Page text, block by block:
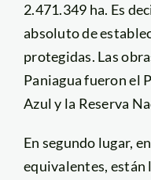
2.471.349 ha. Es
absoluto de
protegidas. Las
Paniagua fueron el
Azul y la Reserva
En segundo lugar,
equivalentes, están